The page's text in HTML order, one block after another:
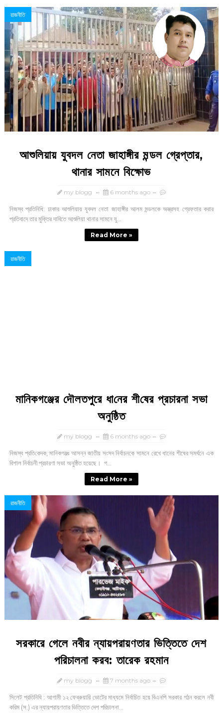
রাজনীতি
আশুলিয়ায় যুবদল নেতা জাহাঙ্গীর মন্ডল গ্রেপ্তার,
থানার সামনে বিক্ষোভ
my blogg 6 months ago
নিজস্ব প্রতিনিধি: ঢাকার আশুলিয়ায় যুবদল নেতা জাহাঙ্গীর আলম মন্ডলকে অস্ত্রসহ গ্রেফতার করার
প্রতিবাদে তার মুক্তির দাবিতে আশুলিয়া থানার সামনে যু...
Read More »
রাজনীতি
মানিকগঞ্জের দৌলতপুরে ধা‌নের শী‌ষের প্রচারনা সভা
অনু‌ষ্ঠিত
my blogg 6 months ago
নিজস্ব প্রতি‌কেদক, মা‌নিকগঞ্জঃ আসন্ন জাতীয় সংসদ নির্বাচনকে সামনে রেখে ধানের শীষের সমর্থনে এক
বিশাল নির্বাচনী প্রচারণা সভা অনুষ্ঠিত হয়েছে। গ...
Read More »
রাজনীতি
সরকারে গেলে নবীর ন্যায়পরায়ণতার ভিত্তিতে দেশ
পরিচালনা করব: তারেক রহমান
my blogg 7 months ago
সিলেট প্রতিনিধি : আগামী ১২ ফেব্রুয়ারি ভোটের মাধ্যমে নির্বাচিত হয়ে বিএনপি সরকার গঠন করলে নবী
করিম (স.) এর ন্যায়পরায়ণতার ভিত্তিতে দেশ পরিচালনা...